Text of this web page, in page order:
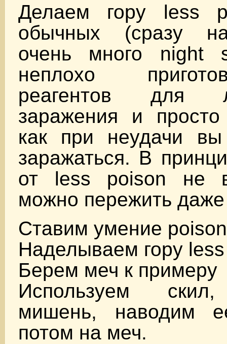
Делаем гору less
обычных (сразу
очень много night
неплохо
реагентов для
заражения и
как при неудачи
заражаться. В
от less poison не
можно пережить
Ставим умение
Наделываем гору
Берем меч к примеру
Используем скил,
мишень, наводим
потом на меч.